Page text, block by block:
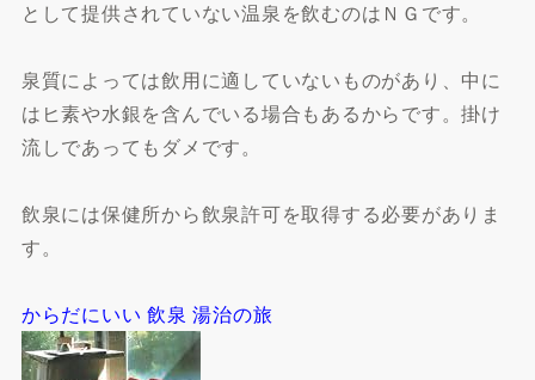
として提供されていない温泉を飲むのはＮＧです。
泉質によっては飲用に適していないものがあり、中に
はヒ素や水銀を含んでいる場合もあるからです。掛け
流しであってもダメです。
飲泉には保健所から飲泉許可を取得する必要がありま
す。
からだにいい 飲泉 湯治の旅